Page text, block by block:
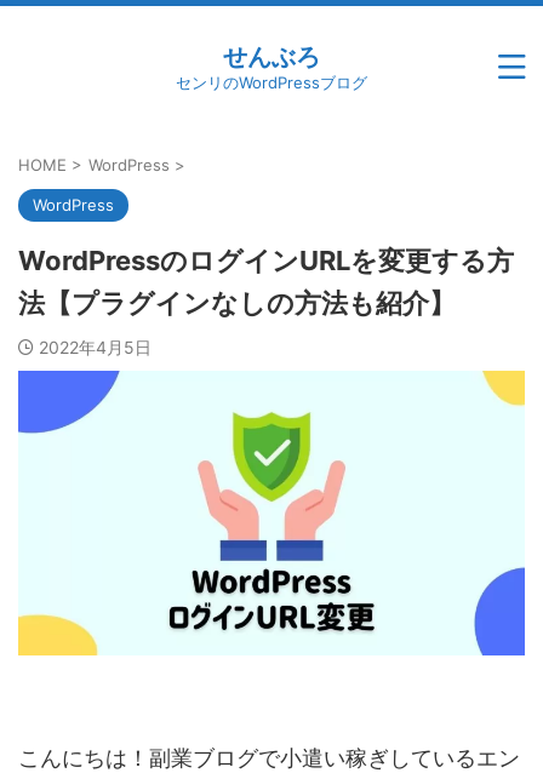
せんぶろ
センリのWordPressブログ
HOME > WordPress >
WordPress
WordPressのログインURLを変更する方
法【プラグインなしの方法も紹介】
2022年4月5日
こんにちは！副業ブログで小遣い稼ぎしているエン